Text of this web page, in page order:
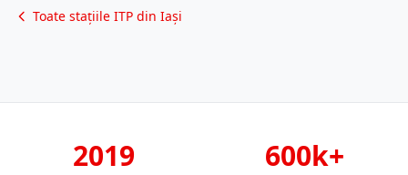
Toate stațiile ITP din Iași
2019 600k+